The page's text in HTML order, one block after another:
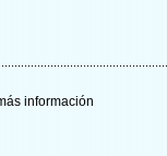
información